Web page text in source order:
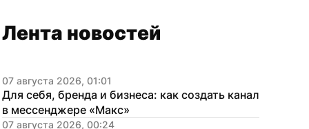
Лента новостей
07 августа 2026, 01:01
Для себя, бренда и бизнеса: как создать канал
в мессенджере «Макс»
07 августа 2026, 00:24